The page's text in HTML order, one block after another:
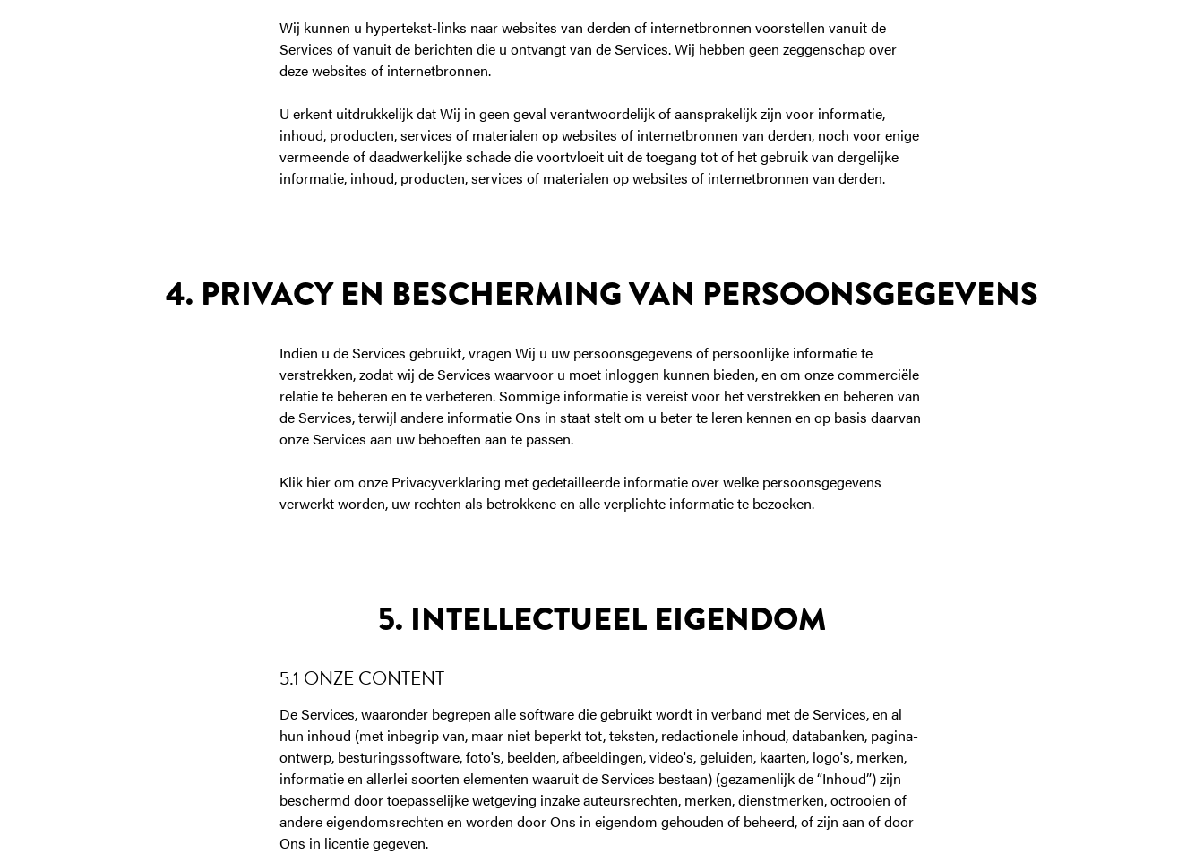
Wij kunnen u hypertekst-links naar websites van derden of internetbronnen voorstellen vanuit de
Services of vanuit de berichten die u ontvangt van de Services. Wij hebben geen zeggenschap over
deze websites of internetbronnen.
U erkent uitdrukkelijk dat Wij in geen geval verantwoordelijk of aansprakelijk zijn voor informatie,
inhoud, producten, services of materialen op websites of internetbronnen van derden, noch voor enige
vermeende of daadwerkelijke schade die voortvloeit uit de toegang tot of het gebruik van dergelijke
informatie, inhoud, producten, services of materialen op websites of internetbronnen van derden.
4. PRIVACY EN BESCHERMING VAN PERSOONSGEGEVENS
Indien u de Services gebruikt, vragen Wij u uw persoonsgegevens of persoonlijke informatie te
verstrekken, zodat wij de Services waarvoor u moet inloggen kunnen bieden, en om onze commerciële
relatie te beheren en te verbeteren. Sommige informatie is vereist voor het verstrekken en beheren van
de Services, terwijl andere informatie Ons in staat stelt om u beter te leren kennen en op basis daarvan
onze Services aan uw behoeften aan te passen.
Klik hier om onze Privacyverklaring met gedetailleerde informatie over welke persoonsgegevens
verwerkt worden, uw rechten als betrokkene en alle verplichte informatie te bezoeken.
5. INTELLECTUEEL EIGENDOM
5.1 ONZE CONTENT
De Services, waaronder begrepen alle software die gebruikt wordt in verband met de Services, en al
hun inhoud (met inbegrip van, maar niet beperkt tot, teksten, redactionele inhoud, databanken, pagina-
ontwerp, besturingssoftware, foto's, beelden, afbeeldingen, video's, geluiden, kaarten, logo's, merken,
informatie en allerlei soorten elementen waaruit de Services bestaan) (gezamenlijk de “Inhoud”) zijn
beschermd door toepasselijke wetgeving inzake auteursrechten, merken, dienstmerken, octrooien of
andere eigendomsrechten en worden door Ons in eigendom gehouden of beheerd, of zijn aan of door
Ons in licentie gegeven.